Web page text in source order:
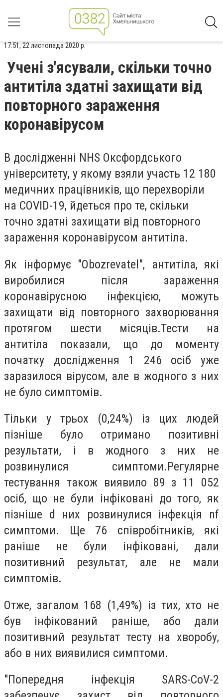
17:51, 22 листопада 2020 р.
Учені з'ясували, скільки точно
антитіла здатні захищати від
повторного зараження
коронавірусом
В дослідженні NHS Оксфордського
університету, у якому взяли участь 12 180
медичних працівників, що перехворіли
на COVID-19, йдеться про те, скільки
точно здатні захищати від повторного
зараження коронавірусом антитіла.
Як інформує "Obozrevatel", антитіла, які
виробилися після зараження
коронавірусною інфекцією, можуть
захищати від повторного захворювання
протягом шести місяців.Тести на
антитіла показали, що до моменту
початку дослідження 1 246 осіб уже
заразилося вірусом, але в жодного з них
не було симптомів.
Тільки у трьох (0,24%) із цих людей
пізніше було отримано позитивні
результати, і в жодного з них не
розвинулися симптоми.Регулярне
тестування також виявило 89 з 11 052
осіб, що не були інфіковані до того, як
пізніше d них розвинулися інфекція nf
симптоми. Ще 76 співробітників, які
раніше не були інфіковані, дали
позитивний результат, але не мали
симптомів.
Отже, загалом 168 (1,49%) із тих, хто не
був інфікований раніше, або дали
позитивний результат тесту на хворобу,
або в них виявилися симптоми.
"Попередня інфекція SARS-CoV-2